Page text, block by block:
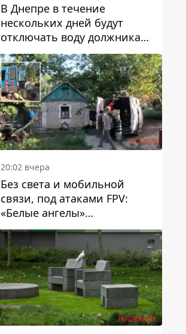
В Днепре в течение
нескольких дней будут
отключать воду должникам
в Самарском районе: адреса
20:02 вчера
Без света и мобильной
связи, под атаками FPV:
«Белые ангелы»
эвакуировали людей из
Межевой громады